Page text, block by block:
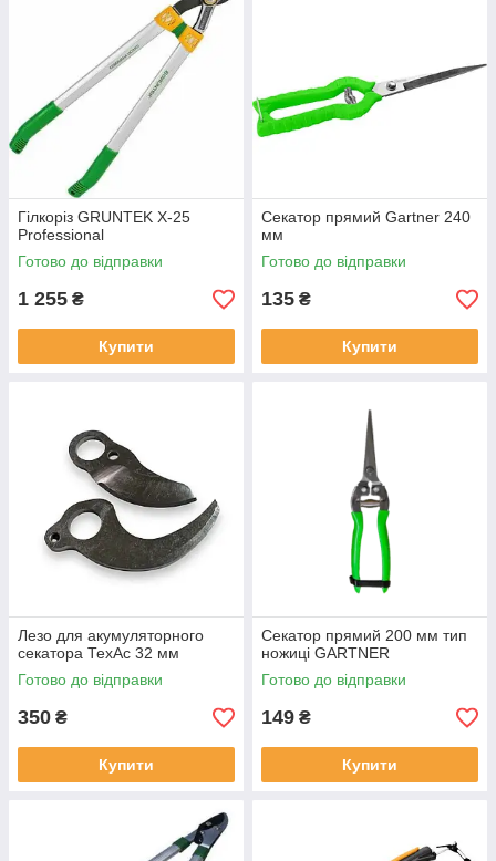
Гілкоріз GRUNTEK X-25
Professional
Готово до відправки
1 255 ₴
Купити
Секатор прямий Gartner 240
мм
Готово до відправки
135 ₴
Купити
Лезо для акумуляторного
секатора ТехАс 32 мм
Готово до відправки
350 ₴
Купити
Секатор прямий 200 мм тип
ножиці GARTNER
Готово до відправки
149 ₴
Купити